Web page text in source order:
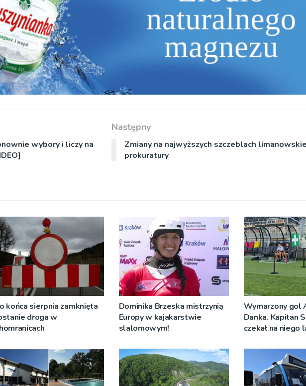
wybory i liczy na
Następny
Zmiany na najwyższych szczeblach
prokuratury
końca sierpnia zamknięta
droga w
Dominika Brzeska mistrzynią
Europy w kajakarstwie
slalomowym!
Wymarzony gol
Danka. Kapitan
czekał na niego